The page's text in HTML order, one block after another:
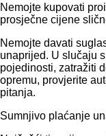
Nemojte kupovati
prosječne cijene
Nemojte davati
unaprijed. U slučaju
pojedinosti, zatražiti
opremu, provjerite
pitanja.
Sumnjivo plaćanje